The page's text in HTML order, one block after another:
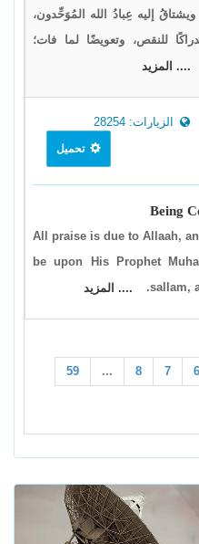
إليه عِبادُ الله المُوَحِّدون،
للنقص، وتعويضًا لما فات؛
.... المزيد
الزيارات: 28254
تحميل
Being
All praise is due to Allaah,
be upon His Prophet
sallam,
.... المزيد
6
7
8
...
59